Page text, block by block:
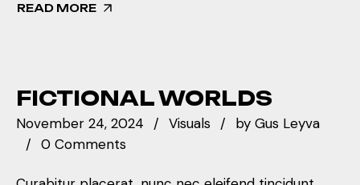
READ MORE
FICTIONAL WORLDS
November 24, 2024 Visuals by Gus Leyva
0 Comments